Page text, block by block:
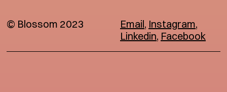
© Blossom 2023 Email, Instagram,
Linkedin, Facebook